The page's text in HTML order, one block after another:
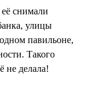
снимали
улицы
павильоне,
Такого
не делала!